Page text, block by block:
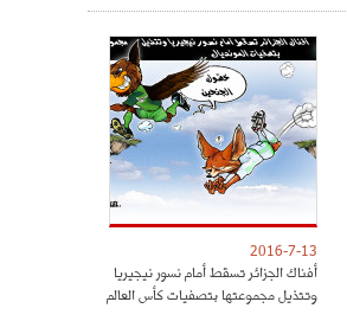
2016-7-13
أفناك الجزائر تسقط أمام نسور نيجيريا
وتتذيل مجموعتها بتصفيات كأس العالم